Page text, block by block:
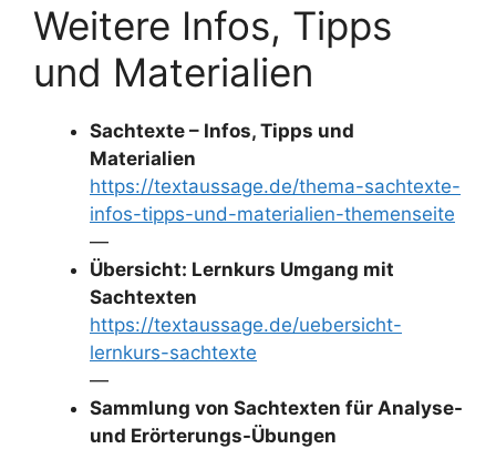
Weitere Infos, Tipps
und Materialien
Sachtexte – Infos, Tipps und
Materialien
https://textaussage.de/thema-sachtexte-
infos-tipps-und-materialien-themenseite
—
Übersicht: Lernkurs Umgang mit
Sachtexten
https://textaussage.de/uebersicht-
lernkurs-sachtexte
—
Sammlung von Sachtexten für Analyse-
und Erörterungs-Übungen